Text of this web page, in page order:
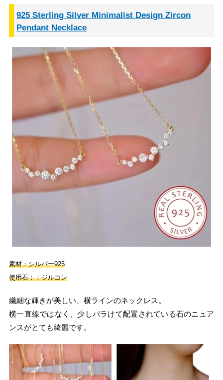
925 Sterling Silver Minimalist Design Zircon
Pendant Necklace
素材：シルバー925
使用石：：ジルコン
繊細な輝きが美しい、横ラインのネックレス。
横一直線ではなく、少しバラけて配置されている石のニュア
ンスがとても綺麗です。